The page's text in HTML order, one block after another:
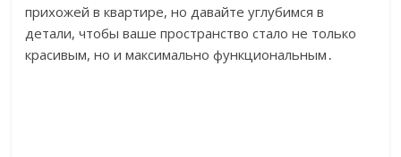
прихожей в квартире, но давайте углубимся в
детали, чтобы ваше пространство стало не только
красивым, но и максимально функциональным․